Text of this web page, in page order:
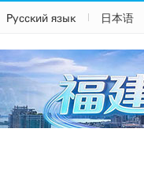
Русский язык 日本语